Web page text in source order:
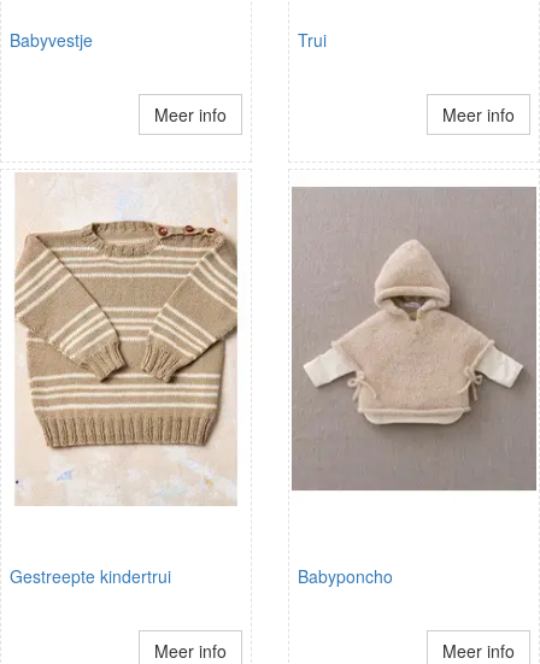
Babyvestje
Meer info
Trui
Meer info
Gestreepte kindertrui
Meer info
Babyponcho
Meer info